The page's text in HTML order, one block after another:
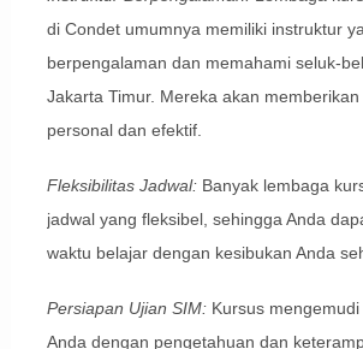
di Condet umumnya memiliki instruktur
berpengalaman dan memahami seluk-
Jakarta Timur. Mereka akan
personal dan efektif.
Fleksibilitas Jadwal:Banyak lembaga
jadwal yang fleksibel, sehingga Anda
waktu belajar dengan kesibukan Anda
Persiapan Ujian SIM:Kursus
Anda dengan pengetahuan dan